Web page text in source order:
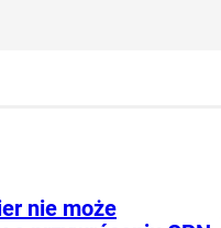
nie może